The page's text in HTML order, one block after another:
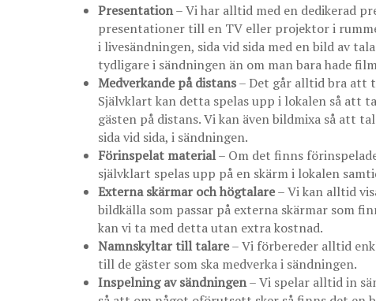
Presentation– Vi har alltid med en dedikerad
presentationer till en TV eller projektor i
i livesändningen, sida vid sida med en bild av
tydligare i sändningen än om man bara hade
Medverkande på distans– Det går alltid bra att
Självklart kan detta spelas upp i lokalen så att
gästen på distans. Vi kan även bildmixa så att
sida vid sida, i sändningen.
Förinspelat material– Om det finns
självklart spelas upp på en skärm i lokalen
Externa skärmar och högtalare– Vi kan alltid
bildkälla som passar på externa skärmar som
kan vi ta med detta utan extra kostnad.
Namnskyltar till talare– Vi förbereder alltid
till de gäster som ska medverka i sändningen.
Inspelning av sändningen– Vi spelar alltid in